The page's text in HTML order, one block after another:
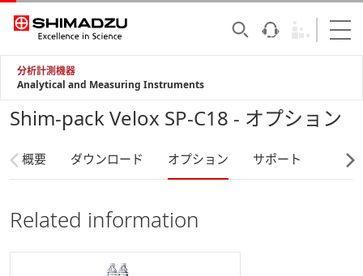
分析計測機器
Analytical and Measuring Instruments
Shim-pack Velox SP-C18 - オプション
概要 ダウンロード オプション サポート
Related information